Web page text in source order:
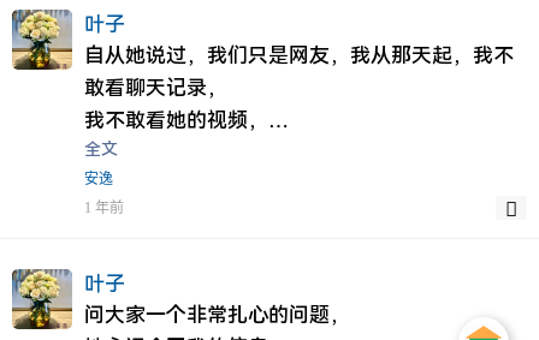
罢了，
望你找到你想要的幸福和生活。
我知道我的存在已经给你造成了困扰，
我知道的，放心，哪天开始，我会慢慢淡出你的
生活，
我想在努力一会，争取一下，陪伴一下，聊一
下，哭一下，痛一下，爱一下，即使时间已经进
入倒计时，
至少以后想起，
至少我曾经努力和爱过。
即使我当初做了荒唐事，但是至少我对你的爱，
我若是不疼她，不爱她，不保护她，
请问这种老公他值得被她爱吗？
有任何事情都可以冲着我来，
如若冲着我老婆去，那肯定不行的
你可以孝顺，但我不会愚孝。
我非常清楚我的父母和亲戚对我老婆的态度，
其实全看我脸色。
​直到现在我才明白，
原来很早以前的的我们，早已经在双向奔赴。
​奈何，缘浅。
叶子
自从她说过，我们只是网友，我从那天起，我不
敢看聊天记录，
我不敢看她的视频，
我不敢听她的声音，
我不敢回忆那段时间，
我不敢看过去点滴
我怕看似放下的情会变得更火热起来。
我好想，好想。
全文
安逸
1 年前
叶子
问大家一个非常扎心的问题，